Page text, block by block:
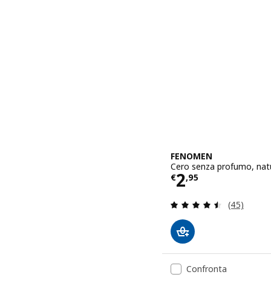
FENOMEN
Cero senza profumo,
€2,95
Prezzo € 2,95
(45)
Confronta